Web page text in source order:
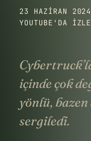
23 HAZIRAN 2024
YOUTUBE'DA
içinde çok
yönlü,
sergiledi.